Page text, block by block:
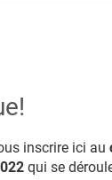
inscrire ici au
qui se